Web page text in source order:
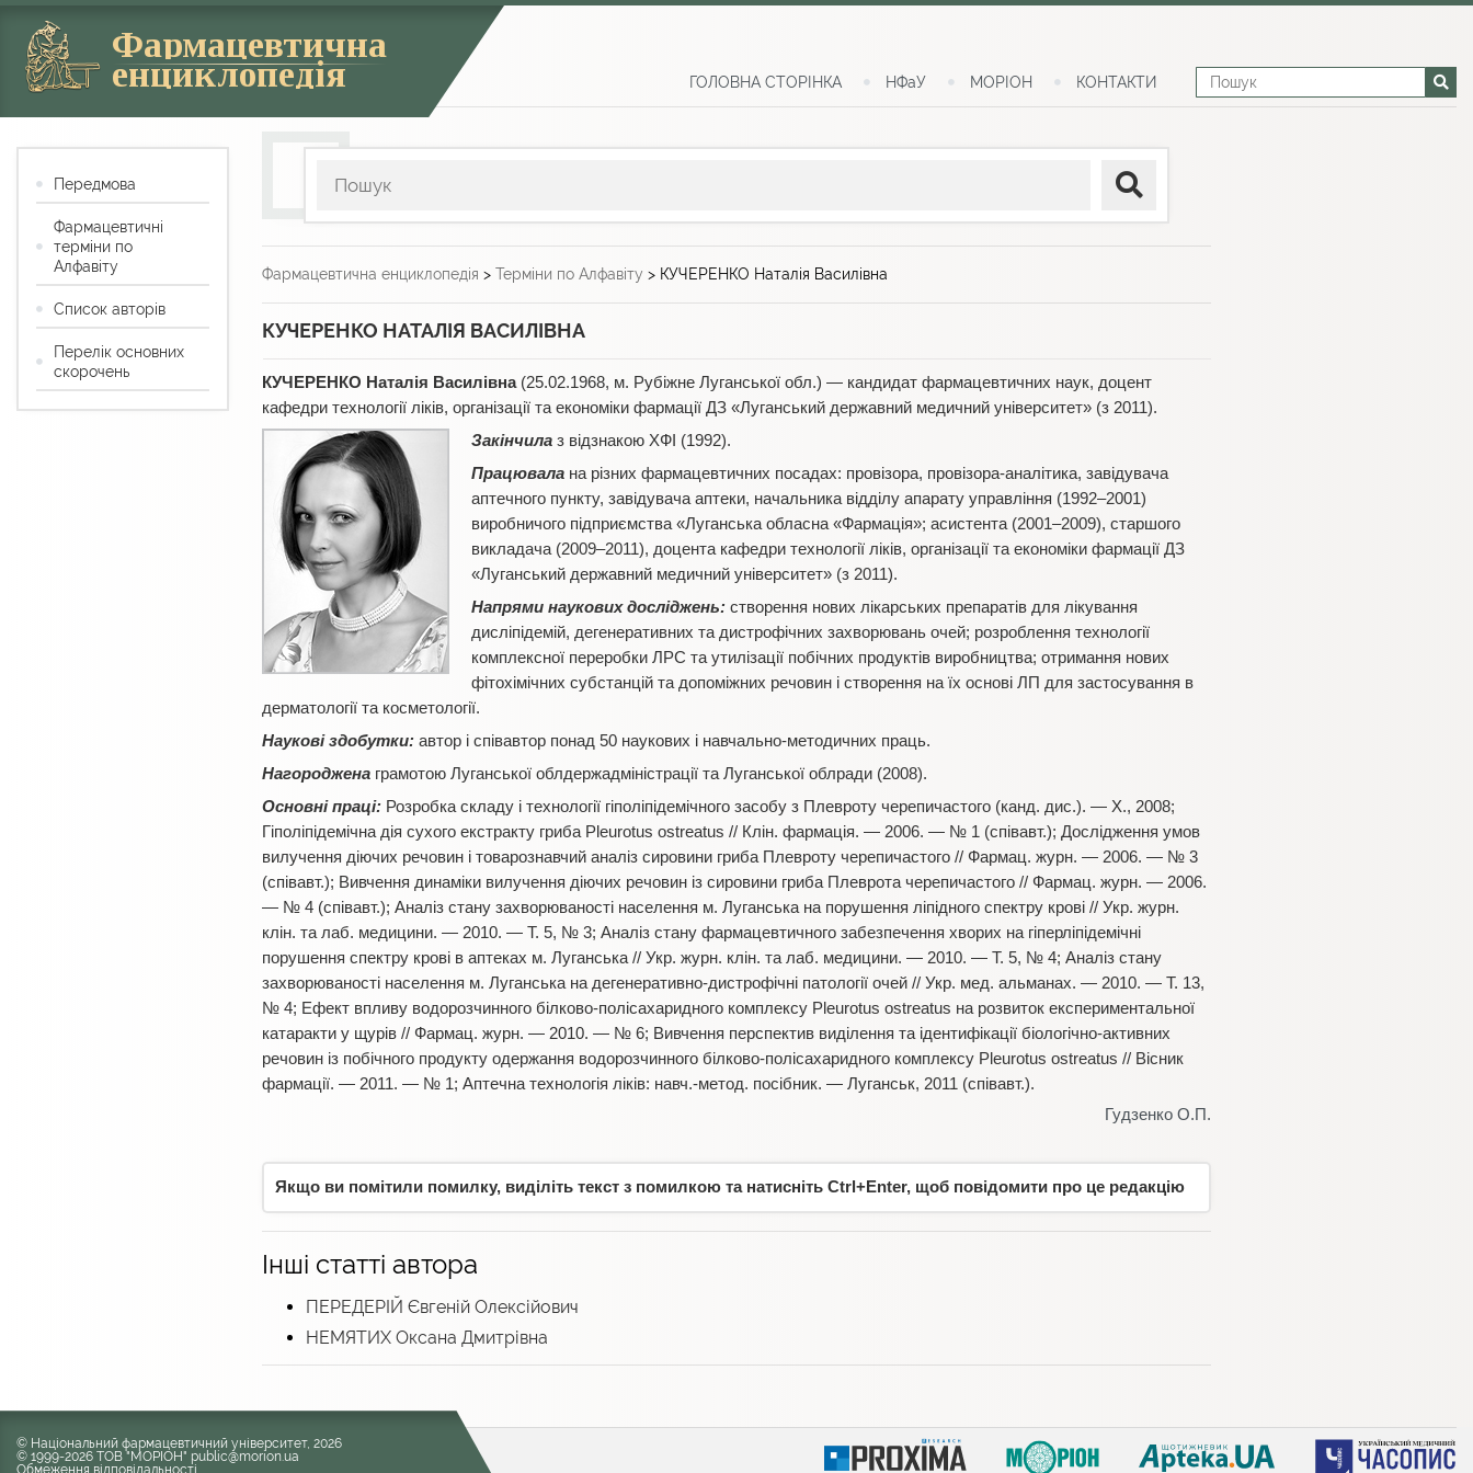
Фармацевтична
енциклопедія ГОЛОВНА СТОРІНКА НФаУ МОРІОН КОНТАКТИ
Фармацевтична енциклопедія > Терміни по Алфавіту > КУЧЕРЕНКО Наталія Василівна
КУЧЕРЕНКО НАТАЛІЯ ВАСИЛІВНА
КУЧЕРЕНКО Наталія Василівна(25.02.1968, м. Рубіжне Луганської обл.) — кандидат фармацевтичних наук, доцент
кафедри технології ліків, організації та економіки фармації ДЗ «Луганський державний медичний університет» (з 2011).
Закінчила з відзнакою ХФІ (1992).
Працювала на різних фармацевтичних посадах: провізора, провізора-аналітика, завідувача
аптечного пункту, завідувача аптеки, начальника відділу апарату управління (1992–2001)
виробничого підприємства «Луганська обласна «Фармація»; асистента (2001–2009), старшого
викладача (2009–2011), доцента кафедри технології ліків, організації та економіки фармації ДЗ
«Луганський державний медичний університет» (з 2011).
Напрями наукових досліджень: створення нових лікарських препаратів для лікування
дисліпідемій, дегенеративних та дистрофічних захворювань очей; розроблення технології
комплексної переробки ЛРС та утилізації побічних продуктів виробництва; отримання нових
фітохімічних субстанцій та допоміжних речовин і створення на їх основі ЛП для застосування в
дерматології та косметології.
Наукові здобутки: автор і співавтор понад 50 наукових і навчально-методичних праць.
Нагороджена грамотою Луганської облдержадміністрації та Луганської облради (2008).
Основні праці: Розробка складу і технології гіполіпідемічного засобу з Плевроту черепичастого (канд. дис.). — Х., 2008;
Гіполіпідемічна дія сухого екстракту гриба Pleurotus ostreatus // Клін. фармація. — 2006. — № 1 (співавт.); Дослідження умов
вилучення діючих речовин і товарознавчий аналіз сировини гриба Плевроту черепичастого // Фармац. журн. — 2006. — № 3
(співавт.); Вивчення динаміки вилучення діючих речовин із сировини гриба Плеврота черепичастого // Фармац. журн. — 2006.
— № 4 (співавт.); Аналіз стану захворюваності населення м. Луганська на порушення ліпідного спектру крові // Укр. журн.
клін. та лаб. медицини. — 2010. — Т. 5, № 3; Аналіз стану фармацевтичного забезпечення хворих на гіперліпідемічні
порушення спектру крові в аптеках м. Луганська // Укр. журн. клін. та лаб. медицини. — 2010. — Т. 5, № 4; Аналіз стану
захворюваності населення м. Луганська на дегенеративно-дистрофічні патології очей // Укр. мед. альманах. — 2010. — Т. 13,
№ 4; Ефект впливу водорозчинного білково-полісахаридного комплексу Pleurotus ostreatus на розвиток експериментальної
катаракти у щурів // Фармац. журн. — 2010. — № 6; Вивчення перспектив виділення та ідентифікації біологічно-активних
речовин із побічного продукту одержання водорозчинного білково-полісахаридного комплексу Pleurotus ostreatus // Вісник
фармації. — 2011. — № 1; Аптечна технологія ліків: навч.-метод. посібник. — Луганськ, 2011 (співавт.).
Гудзенко О.П.
Якщо ви помітили помилку, виділіть текст з помилкою та натисніть Ctrl+Enter, щоб повідомити про це редакцію
Інші статті автора
ПЕРЕДЕРІЙ Євгеній Олексійович
НЕМЯТИХ Оксана Дмитрівна
Передмова
Фармацевтичні
терміни по
Алфавіту
Список авторів
Перелік основних
скорочень
© Національний фармацевтичний університет, 2026
© 1999-2026 ТОВ "МОРІОН" public@morion.ua